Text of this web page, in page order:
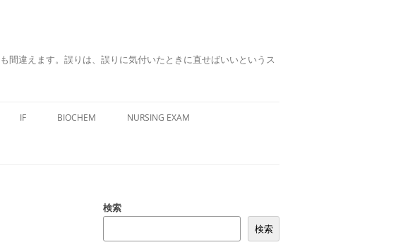
間違えます。誤りは、誤りに気付いたときに直せばいいというス
IF BIOCHEM NURSING EXAM
検索
検索